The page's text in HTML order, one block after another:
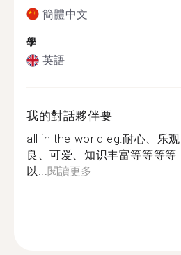
簡體中文
學
英語
我的對話夥伴要
all in the world eg:耐心、乐
良、可爱、知识丰富等等等
以...閱讀更多